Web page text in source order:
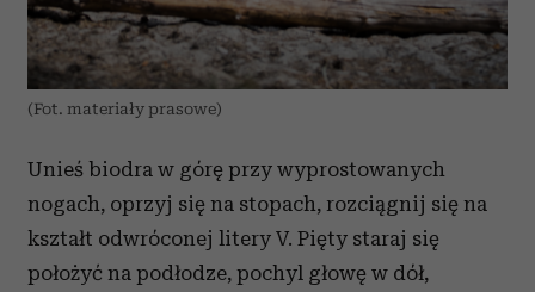
(Fot. materiały prasowe)
Unieś biodra w górę przy wyprostowanych
nogach, oprzyj się na stopach, rozciągnij się na
kształt odwróconej litery V. Pięty staraj się
położyć na podłodze, pochyl głowę w dół,